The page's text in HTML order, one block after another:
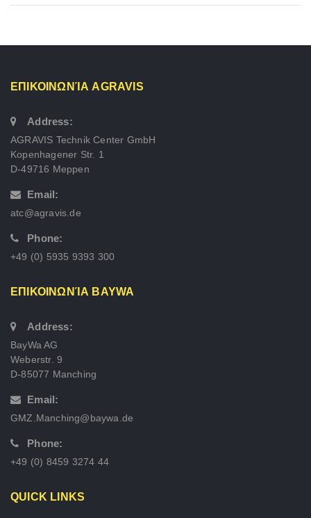
ΕΠΙΚΟΙΝΩΝΊΑ AGRAVIS
Address:
AGRAVIS Technik Center GmbH
Kopenhagener Str. 1
D-49716 Meppen
Email:
atc@agravis.de
Phone:
+49 (0) 5935 9393 300
ΕΠΙΚΟΙΝΩΝΊΑ BAYWA
Address:
BayWa AG
Weberstr. 9
D-85077 Manching
Email:
GMZ.Manching@baywa.de
Phone:
+49 (0) 8459 3274 44
QUICK LINKS